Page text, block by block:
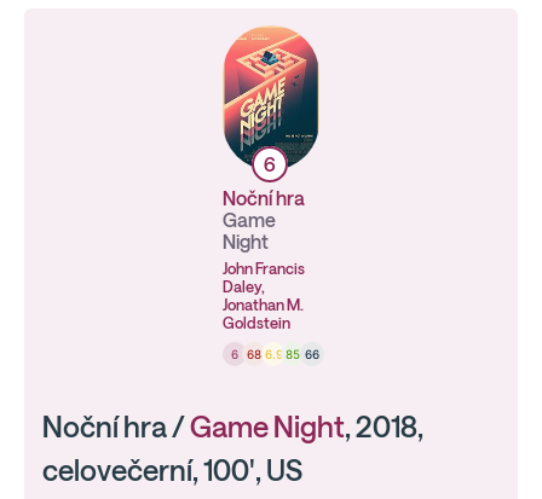
6
Noční hra
Game
Night
John Francis
Daley,
Jonathan M.
Goldstein
6 68 6.9 85 66
Noční hra /Game Night, 2018,
celovečerní, 100', US